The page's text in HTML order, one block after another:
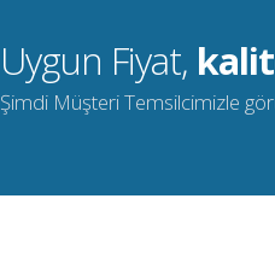
Uygun Fiyat,
Şimdi Müşteri Temsilcimizle